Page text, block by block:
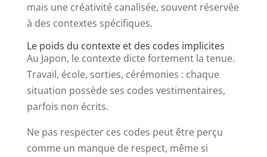
mais une créativité canalisée, souvent réservée
à des contextes spécifiques.
Le poids du contexte et des codes implicites
Au Japon, le contexte dicte fortement la tenue.
Travail, école, sorties, cérémonies : chaque
situation possède ses codes vestimentaires,
parfois non écrits.
Ne pas respecter ces codes peut être perçu
comme un manque de respect, même si